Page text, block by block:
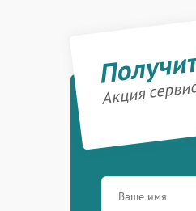
Акция